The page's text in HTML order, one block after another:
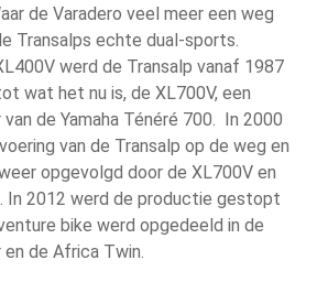
de Varadero veel meer een weg
Transalps echte dual-sports.
werd de Transalp vanaf 1987
wat het nu is, de XL700V, een
de Yamaha Ténéré 700. In 2000
van de Transalp op de weg en
opgevolgd door de XL700V en
In 2012 werd de productie gestopt
bike werd opgedeeld in de
en de Africa Twin.